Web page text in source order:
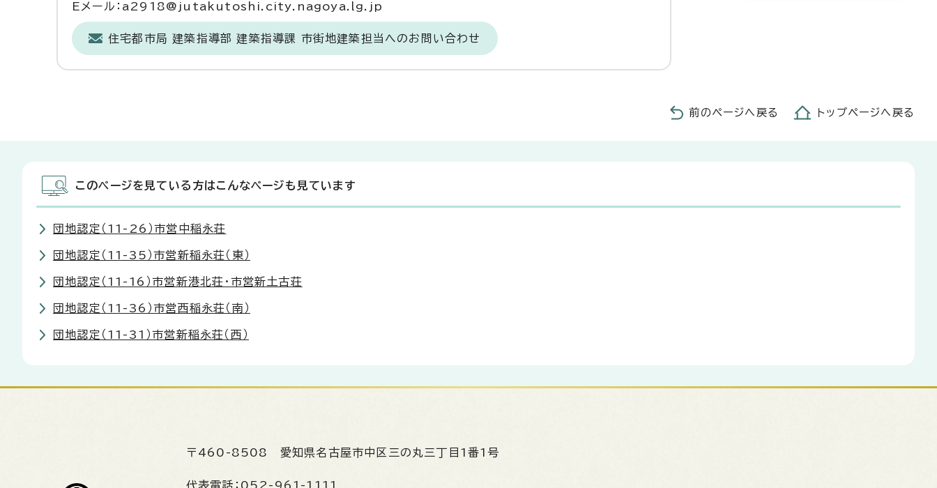
Eメール：a2918@jutakutoshi.city.nagoya.lg.jp
住宅都市局 建築指導部 建築指導課 市街地建築担当へのお問い合わせ
前のページへ戻る トップページへ戻る
このページを見ている方はこんなページも見ています
団地認定（11-26）市営中稲永荘
団地認定（11-35）市営新稲永荘（東）
団地認定（11-16）市営新港北荘・市営新土古荘
団地認定（11-36）市営西稲永荘（南）
団地認定（11-31）市営新稲永荘（西）
〒460-8508 愛知県名古屋市中区三の丸三丁目1番1号
代表電話： 052-961-1111